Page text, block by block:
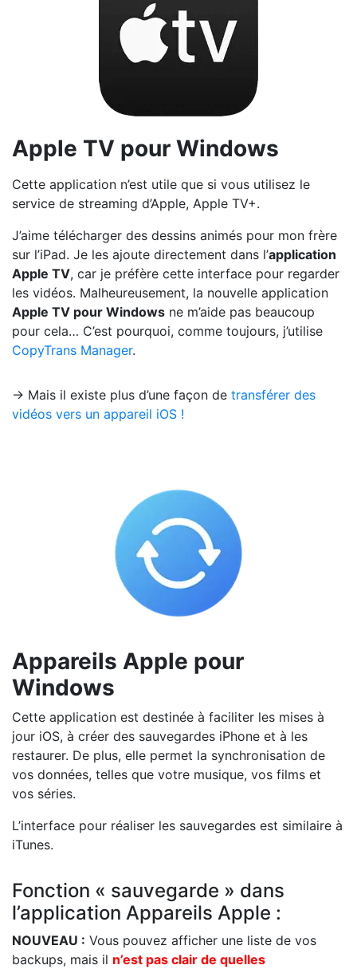
Apple TV pour Windows
Cette application n’est utile que si vous utilisez le
service de streaming d’Apple, Apple TV+.
J’aime télécharger des dessins animés pour mon frère
sur l’iPad. Je les ajoute directement dans l’application
Apple TV, car je préfère cette interface pour regarder
les vidéos. Malheureusement, la nouvelle application
Apple TV pour Windows ne m’aide pas beaucoup
pour cela… C’est pourquoi, comme toujours, j’utilise
CopyTrans Manager.
→ Mais il existe plus d’une façon de transférer des
vidéos vers un appareil iOS !
Appareils Apple pour
Windows
Cette application est destinée à faciliter les mises à
jour iOS, à créer des sauvegardes iPhone et à les
restaurer. De plus, elle permet la synchronisation de
vos données, telles que votre musique, vos films et
vos séries.
L’interface pour réaliser les sauvegardes est similaire à
iTunes.
Fonction « sauvegarde » dans
l’application Appareils Apple :
NOUVEAU : Vous pouvez afficher une liste de vos
backups, mais il n’est pas clair de quelles